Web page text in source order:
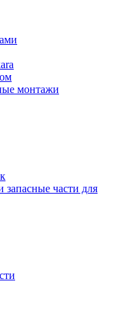
монтажи
части для